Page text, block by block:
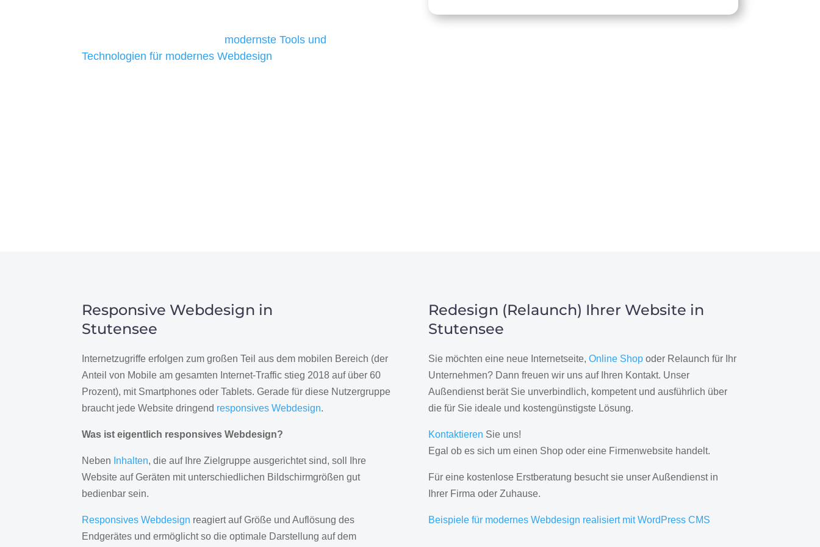
modernste Tools und
Technologien für modernes Webdesign
Responsive Webdesign in
Stutensee
Internetzugriffe erfolgen zum großen Teil aus dem mobilen Bereich (der
Anteil von Mobile am gesamten Internet-Traffic stieg 2018 auf über 60
Prozent), mit Smartphones oder Tablets. Gerade für diese Nutzergruppe
braucht jede Website dringend responsives Webdesign.
Was ist eigentlich responsives Webdesign?
Neben Inhalten, die auf Ihre Zielgruppe ausgerichtet sind, soll Ihre
Website auf Geräten mit unterschiedlichen Bildschirmgrößen gut
bedienbar sein.
Responsives Webdesign reagiert auf Größe und Auflösung des
Endgerätes und ermöglicht so die optimale Darstellung auf dem
Redesign (Relaunch) Ihrer Website in
Stutensee
Sie möchten eine neue Internetseite, Online Shopoder Relaunch für Ihr
Unternehmen? Dann freuen wir uns auf Ihren Kontakt. Unser
Außendienst berät Sie unverbindlich, kompetent und ausführlich über
die für Sie ideale und kostengünstigste Lösung.
Kontaktieren Sie uns!
Egal ob es sich um einen Shop oder eine Firmenwebsite handelt.
Für eine kostenlose Erstberatung besucht sie unser Außendienst in
Ihrer Firma oder Zuhause.
Beispiele für modernes Webdesign realisiert mit WordPress CMS